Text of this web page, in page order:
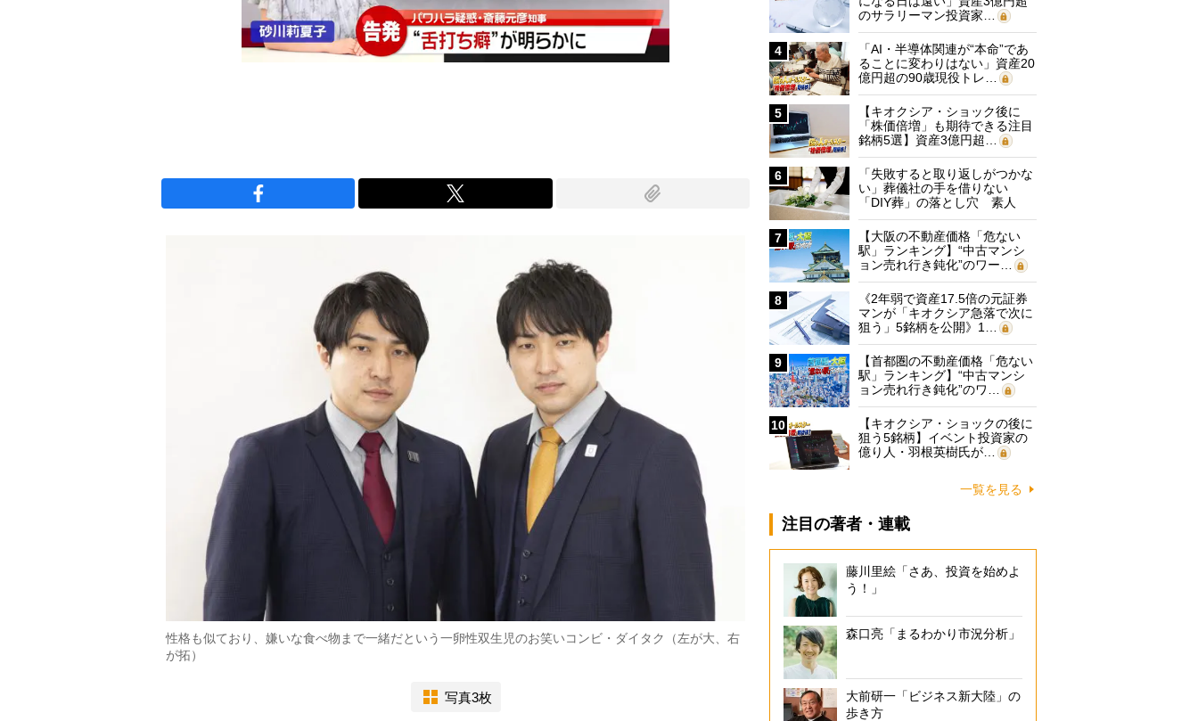
性格も似ており、嫌いな食べ物まで一緒だという一卵性双生児のお笑いコンビ・ダイタク（左が大、右
が拓）
写真3枚
のサラリーマン投資家…
4
「AI・半導体関連が“本命”であ
ることに変わりはない」資産20
億円超の90歳現役トレ…
5
【キオクシア・ショック後に
「株価倍増」も期待できる注目
銘柄5選】資産3億円超…
6
「失敗すると取り返しがつかな
い」葬儀社の手を借りない
「DIY葬」の落とし穴 素人
に…
7
【大阪の不動産価格「危ない
駅」ランキング】“中古マンシ
ョン売れ行き鈍化”のワー…
8
《2年弱で資産17.5倍の元証券
マンが「キオクシア急落で次に
狙う」5銘柄を公開》1…
9
【首都圏の不動産価格「危ない
駅」ランキング】“中古マンシ
ョン売れ行き鈍化”のワ…
10
【キオクシア・ショックの後に
狙う5銘柄】イベント投資家の
億り人・羽根英樹氏が…
一覧を見る
注目の著者・連載
藤川里絵「さあ、投資を始めよ
う！」
森口亮「まるわかり市況分析」
大前研一「ビジネス新大陸」の
歩き方